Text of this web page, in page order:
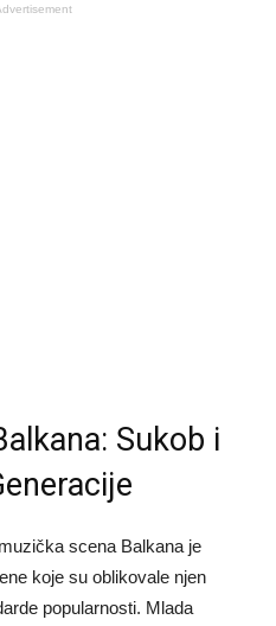
Sukob i
scena Balkana je
koje su oblikovale njen
popularnosti. Mlada